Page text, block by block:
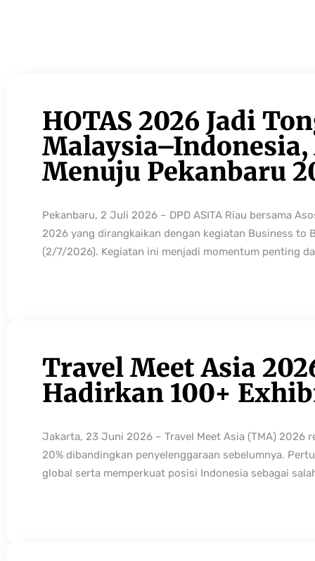
HOTAS 2026 Jadi
Menuju Pekanbaru
Pekanbaru, 2 Juli 2026 – DPD ASITA Riau bersama
2026 yang dirangkaikan dengan kegiatan Business to
(2/7/2026). Kegiatan ini menjadi momentum penting
Travel Meet Asia
Hadirkan 100+
Jakarta, 23 Juni 2026 – Travel Meet Asia (TMA) 2026
20% dibandingkan penyelenggaraan sebelumnya.
global serta memperkuat posisi Indonesia sebagai